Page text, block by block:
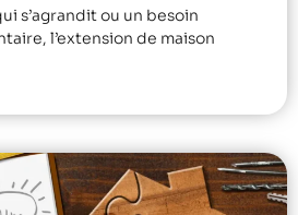
s’agrandit ou un besoin
l’extension de maison